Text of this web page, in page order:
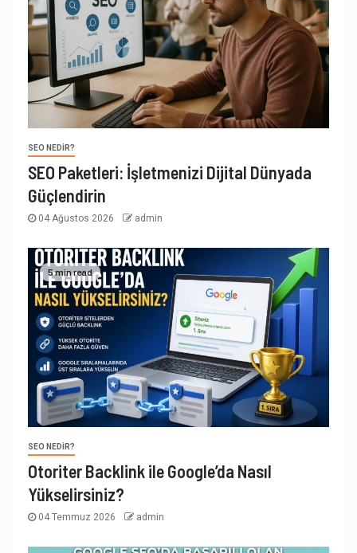
SEO NEDIR?
SEO Paketleri: İşletmenizi Dijital Dünyada
Güçlendirin
04 Ağustos 2026 admin
5 min read
SEO NEDIR?
Otoriter Backlink ile Google’da Nasıl
Yükselirsiniz?
04 Temmuz 2026 admin